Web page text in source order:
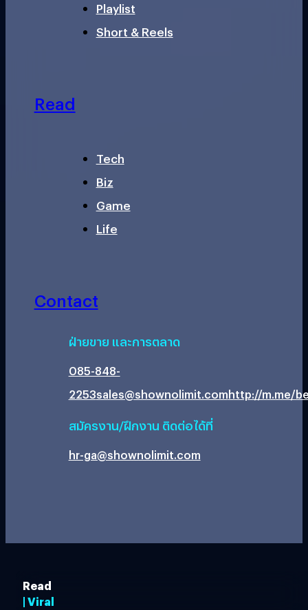
Playlist
Short & Reels
Read
Tech
Biz
Game
Life
Contact
ฝ่ายขาย และการตลาด
085-848-
2253sales@shownolimit.comhttp://m.me/
สมัครงาน/ฝึกงาน ติดต่อได้ที่
hr-ga@shownolimit.com
Read
| Viral